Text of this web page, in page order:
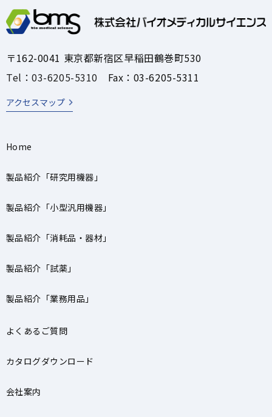
〒162-0041 東京都新宿区早稲田鶴巻町530
Tel：03-6205-5310 Fax：03-6205-5311
アクセスマップ
Home
製品紹介「研究用機器」
製品紹介「小型汎用機器」
製品紹介「消耗品・器材」
製品紹介「試薬」
製品紹介「業務用品」
よくあるご質問
カタログダウンロード
会社案内